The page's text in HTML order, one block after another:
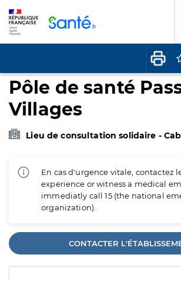
Pôle de santé
Villages
Lieu de consultation solidaire -
En cas d'urgence vitale, contactez
experience or witness a medical
immediatly call 15 (the national
organization).
CONTACTER